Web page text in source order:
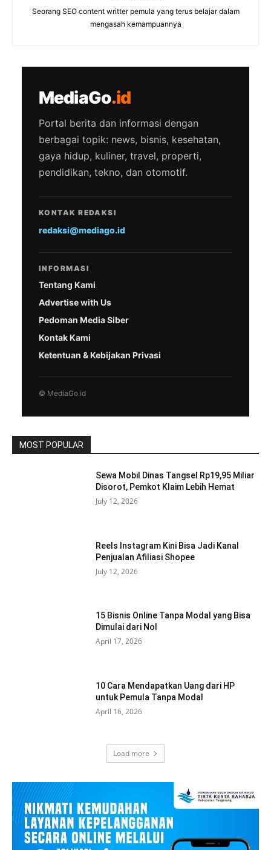
Seorang SEO content writter pemula yang terus belajar dalam
mengasah kemampuannya
MediaGo.id
Portal berita dan informasi dengan
berbagai topik: news, bisnis, kesehatan,
gaya hidup, kuliner, travel, properti,
pendidikan, tekno, dan otomotif.
KONTAK REDAKSI
redaksi@mediago.id
INFORMASI
Tentang Kami
Advertise with Us
Pedoman Media Siber
Kontak Kami
Ketentuan & Kebijakan Privasi
© MediaGo.id
MOST POPULAR
Sewa Mobil Dinas Tangsel Rp19,95 Miliar
Disorot, Pemkot Klaim Lebih Hemat
July 12, 2026
Reels Instagram Kini Bisa Jadi Kanal
Penjualan Afiliasi Shopee
July 12, 2026
15 Bisnis Online Tanpa Modal yang Bisa
Dimulai dari Nol
April 17, 2026
10 Cara Mendapatkan Uang dari HP
untuk Pemula Tanpa Modal
April 16, 2026
Load more